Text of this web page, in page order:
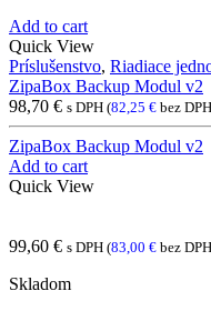
Add to cart
Quick View
Príslušenstvo, Riadiace
ZipaBox Backup Modul v2
98,70 € s DPH (82,25 € bez
ZipaBox Backup Modul v2
Add to cart
Quick View
99,60 € s DPH (83,00 € bez
Skladom